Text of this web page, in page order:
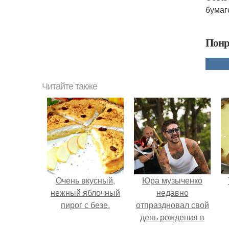
Читайте также
Очень вкусный,
нежный яблочный
пирог с безе.
Юра музыченко
недавно
отпраздновал свой
день рождения в